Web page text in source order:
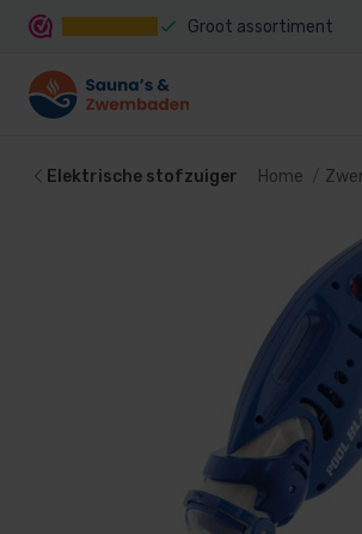
Groot assortiment
Elektrische stofzuiger Home